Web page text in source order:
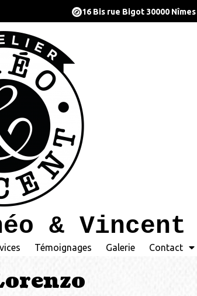
16 Bis rue Bigot 30000 Nîmes
& Vincent
Témoignages Galerie Contact